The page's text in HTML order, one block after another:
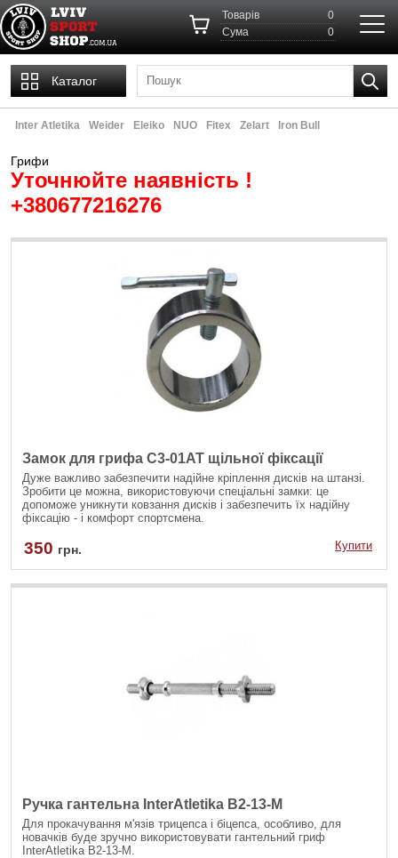
Товарів
0
Cума
0
Каталог
Inter Atletika Weider Eleiko NUO Fitex Zelart Iron Bull
Грифи
Уточнюйте наявність !
+380677216276
Замок для грифа С3-01АТ щільної фіксації
Дуже важливо забезпечити надійне кріплення дисків на штанзі.
Зробити це можна, використовуючи спеціальні замки: це
допоможе уникнути ковзання дисків і забезпечить їх надійну
фіксацію - і комфорт спортсмена.
350 грн. Купити
Ручка гантельна InterAtletika B2-13-M
Для прокачування м'язів трицепса і біцепса, особливо, для
новачків буде зручно використовувати гантельний гриф
InterAtletika B2-13-M.